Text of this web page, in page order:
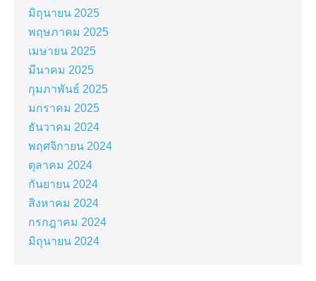
มิถุนายน 2025
พฤษภาคม 2025
เมษายน 2025
มีนาคม 2025
กุมภาพันธ์ 2025
มกราคม 2025
ธันวาคม 2024
พฤศจิกายน 2024
ตุลาคม 2024
กันยายน 2024
สิงหาคม 2024
กรกฎาคม 2024
มิถุนายน 2024